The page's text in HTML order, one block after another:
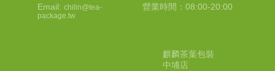
Email: chilin@tea-
package.tw
營業時間：08:00-20:00
麒麟茶葉包裝
中埔店